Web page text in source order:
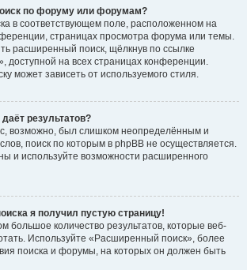
по форуму или форумам?
в соответствующем поле, расположенном на
страницах просмотра форума или темы.
расширенный поиск, щёлкнув по ссылке
доступной на всех страницах конференции.
может зависеть от используемого стиля.
результатов?
возможно, был слишком неопределённым и
поиск по которым в phpBB не осуществляется.
и используйте возможности расширенного
я получил пустую страницу!
большое количество результатов, которые веб-
Используйте «Расширенный поиск», более
поиска и форумы, на которых он должен быть